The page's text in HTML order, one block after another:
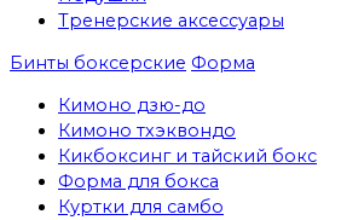
Тренерские аксессуары
Бинты боксерские Форма
Кимоно дзю-до
Кимоно тхэквондо
Кикбоксинг и тайский бокс
Форма для бокса
Куртки для самбо